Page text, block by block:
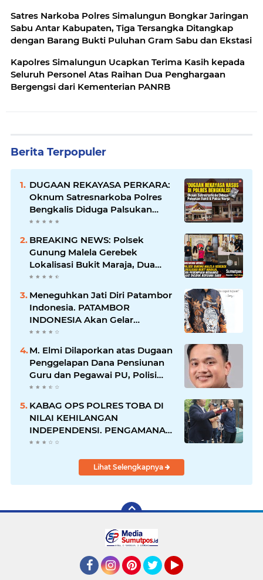
Satres Narkoba Polres Simalungun Bongkar Jaringan
Sabu Antar Kabupaten, Tiga Tersangka Ditangkap
dengan Barang Bukti Puluhan Gram Sabu dan Ekstasi
Kapolres Simalungun Ucapkan Terima Kasih kepada
Seluruh Personel Atas Raihan Dua Penghargaan
Bergengsi dari Kementerian PANRB
Berita Terpopuler
DUGAAN REKAYASA PERKARA:
Oknum Satresnarkoba Polres
Bengkalis Diduga Palsukan
Barang Bukti Hingga Paksa
BREAKING NEWS: Polsek
Gunung Malela Gerebek
Lokalisasi Bukit Maraja, Dua
Perempuan Menangis Saat
Diciduk Bersama Sabu
Meneguhkan Jati Diri Patambor
Indonesia. PATAMBOR
INDONESIA Akan Gelar
RAKERNAS II Di Jakarta.
M. Elmi Dilaporkan atas Dugaan
Penggelapan Dana Pensiunan
Guru dan Pegawai PU, Polisi
Pastikan Proses Hukum
KABAG OPS POLRES TOBA DI
NILAI KEHILANGAN
INDEPENDENSI. PENGAMANAN
PENEMBOKAN TANAH DI
Lihat Selengkapnya